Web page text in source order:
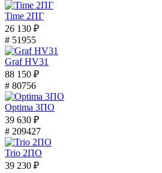
Time 2ПГ
26 130 ₽
# 51955
Graf HV31
88 150 ₽
# 80756
Optima 3ПО
39 630 ₽
# 209427
Trio 2ПО
39 230 ₽